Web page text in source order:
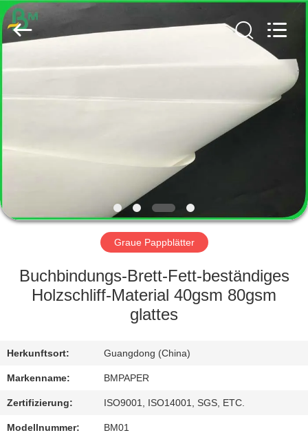
HAUS
ÜBER
FABRIK-
QUALITÄTSKONTROLLE
SIE
MIT
UNS
IN
BMPAPER
CO.,
LTD..
Rights
Graue Pappblätter
Buchbindungs-Brett-Fett-beständiges
Holzschliff-Material 40gsm 80gsm
glattes
Herkunftsort: Guangdong (China)
Markenname: BMPAPER
Zertifizierung: ISO9001, ISO14001, SGS, ETC.
Modellnummer: BM01